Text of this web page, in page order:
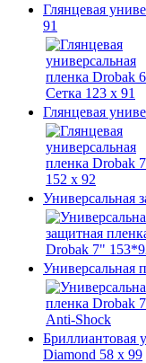
Глянцевая
91
Глянцевая
Универсальная
Универсальная
Бриллиантовая
Diamond 58 х 99